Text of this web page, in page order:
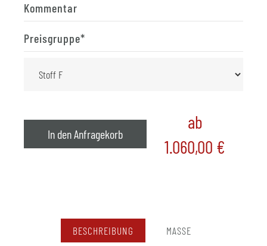
Kommentar
Preisgruppe*
In den Anfragekorb
ab
1.060,00 €
BESCHREIBUNG
MASSE